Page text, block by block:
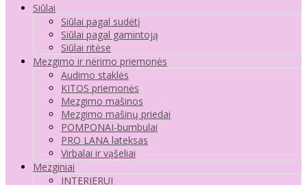
Siūlai
Siūlai pagal sudėtį
Siūlai pagal gamintoją
Siūlai ritėse
Mezgimo ir nėrimo priemonės
Audimo staklės
KITOS priemonės
Mezgimo mašinos
Mezgimo mašinų priedai
POMPONAI-bumbulai
PRO LANA lateksas
Virbalai ir vąšeliai
Mezginiai
INTERJERUI